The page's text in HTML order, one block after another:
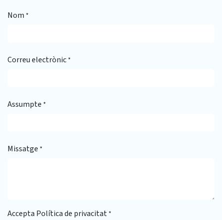
Nom *
Correu electrònic *
Assumpte *
Missatge *
Accepta Política de privacitat *